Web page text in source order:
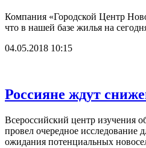
Компания «Городской Центр
что в нашей базе жилья на
04.05.2018 10:15
Россияне ждут
Всероссийский центр изучения
провел очередное исследование
ожидания потенциальных